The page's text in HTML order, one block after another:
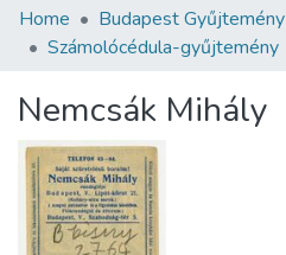
Communities & Collections
Statistics
About us
Home Budapest Gyűjtemény
Számolócédula-gyűjtemény
Nemcsák Mihály